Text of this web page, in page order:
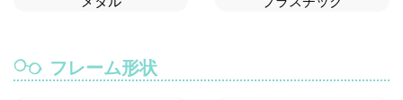
フレーム形状